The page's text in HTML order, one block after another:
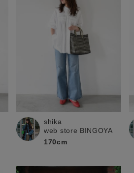
お知らせ・ご利用ガイド
ご利用ガイド
ギフトラッピング
お問い合わせ
この条件で絞り込む
shika
web store BINGOYA
170cm